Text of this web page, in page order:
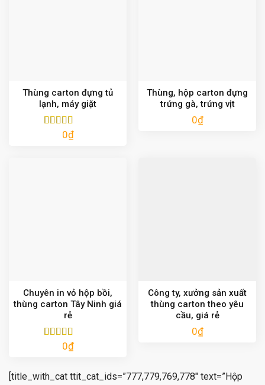
Thùng carton đựng tủ
lạnh, máy giặt
Được xếp
0₫
Thùng, hộp carton đựng
trứng gà, trứng vịt
0₫
Chuyên in vỏ hộp bồi,
thùng carton Tây Ninh giá
rẻ
Được xếp
0₫
Công ty, xưởng sản xuất
thùng carton theo yêu
cầu, giá rẻ
0₫
[title_with_cat ttit_cat_ids=”777,779,769,778″ text=”Hộp